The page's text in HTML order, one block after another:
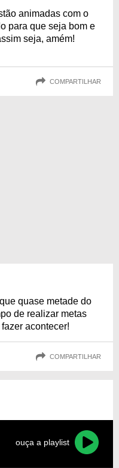
animadas com o
para que seja bom e
seja, amém!
COMPARTILHAR
quase metade do
de realizar metas
acontecer!
COMPARTILHAR
ouça a playlist